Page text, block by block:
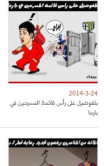
2014-3-24
بلفوضيل على رأس قائمة المسرحين في
بارما